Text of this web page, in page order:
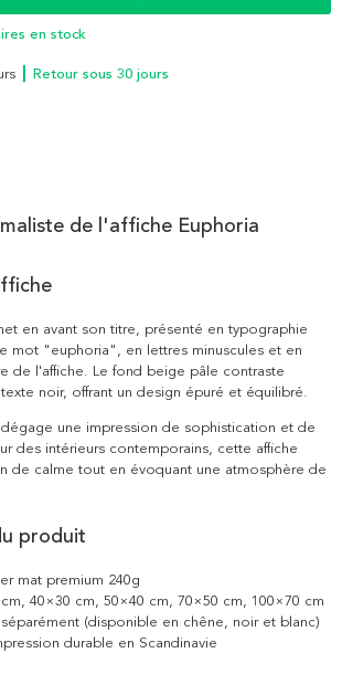
en stock
┃ Retour sous 30 jours
de l'affiche Euphoria
en avant son titre, présenté en typographie
mot "euphoria", en lettres minuscules et en
de l'affiche. Le fond beige pâle contraste
noir, offrant un design épuré et équilibré.
une impression de sophistication et de
des intérieurs contemporains, cette affiche
de calme tout en évoquant une atmosphère de
produit
mat premium 240g
40×30 cm, 50×40 cm, 70×50 cm, 100×70 cm
(disponible en chêne, noir et blanc)
durable en Scandinavie